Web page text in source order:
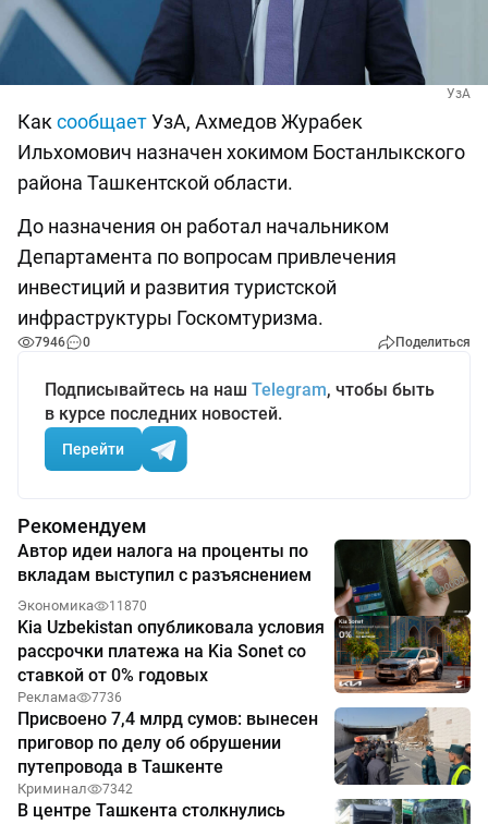
УзА
КаксообщаетУзА, Ахмедов Журабек
Ильхомович назначен хокимом Бостанлыкского
района Ташкентской области.
До назначения он работал начальником
Департамента по вопросам привлечения
инвестиций и развития туристской
инфраструктуры Госкомтуризма.
7946 0 Поделиться
Подписывайтесь на наш Telegram, чтобы быть
в курсе последних новостей.
Перейти
Рекомендуем
Автор идеи налога на проценты по
вкладам выступил с разъяснением
Экономика 11870
Kia Uzbekistan опубликовала условия
рассрочки платежа на Kia Sonet со
ставкой от 0% годовых
Реклама 7736
Присвоено 7,4 млрд сумов: вынесен
приговор по делу об обрушении
путепровода в Ташкенте
Криминал 7342
В центре Ташкента столкнулись